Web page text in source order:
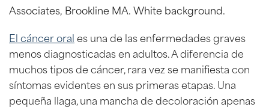
El cáncer oral es una de las enfermedades graves
menos diagnosticadas en adultos. A diferencia de
muchos tipos de cáncer, rara vez se manifiesta con
síntomas evidentes en sus primeras etapas. Una
pequeña llaga, una mancha de decoloración apenas